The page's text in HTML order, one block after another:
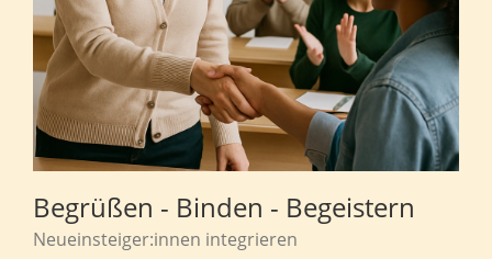
Begrüßen - Binden - Begeistern
Neueinsteiger:innen integrieren